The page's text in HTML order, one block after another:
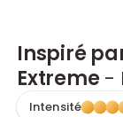
Inspiré
Extreme -
Intensité